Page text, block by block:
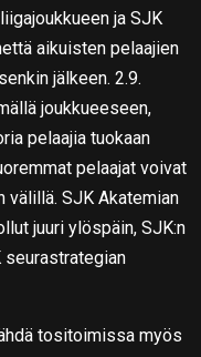
ja SJK
aikuisten pelaajien
jälkeen. 2.9.
joukkueeseen,
pelaajia tuokaan
pelaajat voivat
välillä. SJK Akatemian
juuri ylöspäin, SJK:n
seurastrategian
tositoimissa myös